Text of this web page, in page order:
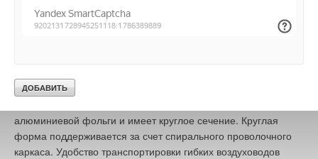
шума, необходимо учитывать объем проходящего через него
воздуха и скорость его движения, т.е. подбирать
оцинкованная жесть. Форма может быть прямоугольная или
алюминиевой фольги и имеет круглое сечение. Круглая
форма поддерживается за счет спирального проволочного
каркаса. Удобство транспортировки гибких воздуховодов